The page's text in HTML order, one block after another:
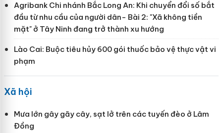
Agribank Chi nhánh Bắc Long An: Khi chuyển đổi số bắt
đầu từ nhu cầu của người dân- Bài 2: "Xã không tiền
mặt" ở Tây Ninh đang trở thành xu hướng
Lào Cai: Buộc tiêu hủy 600 gói thuốc bảo vệ thực vật vi
phạm
Xã hội
Mưa lớn gây gãy cây, sạt lở trên các tuyến đèo ở Lâm
Đồng